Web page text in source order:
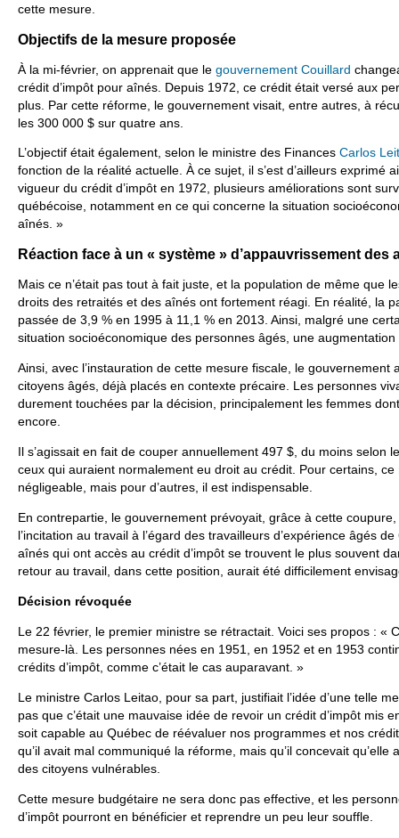
cette mesure.
Objectifs de la mesure proposée
À la mi-février, on apprenait que le gouvernement Couillard
crédit d’impôt pour aînés. Depuis 1972, ce crédit était versé aux
plus. Par cette réforme, le gouvernement visait, entre autres, à
les 300 000 $ sur quatre ans.
L’objectif était également, selon le ministre des Finances Carlos
fonction de la réalité actuelle. À ce sujet, il s’est d’ailleurs exprimé
vigueur du crédit d’impôt en 1972, plusieurs améliorations sont
québécoise, notamment en ce qui concerne la situation
aînés. »
Réaction face à un « système » d’appauvrissement des
Mais ce n’était pas tout à fait juste, et la population de même que
droits des retraités et des aînés ont fortement réagi. En réalité, la
passée de 3,9 % en 1995 à 11,1 % en 2013. Ainsi, malgré une
situation socioéconomique des personnes âgés, une
Ainsi, avec l’instauration de cette mesure fiscale, le gouvernement
citoyens âgés, déjà placés en contexte précaire. Les personnes
durement touchées par la décision, principalement les femmes
encore.
Il s’agissait en fait de couper annuellement 497 $, du moins selon
ceux qui auraient normalement eu droit au crédit. Pour certains,
négligeable, mais pour d’autres, il est indispensable.
En contrepartie, le gouvernement prévoyait, grâce à cette
l’incitation au travail à l’égard des travailleurs d’expérience âgés
aînés qui ont accès au crédit d’impôt se trouvent le plus souvent
retour au travail, dans cette position, aurait été difficilement
Décision révoquée
Le 22 février, le premier ministre se rétractait. Voici ses propos : «
mesure-là. Les personnes nées en 1951, en 1952 et en 1953
crédits d’impôt, comme c’était le cas auparavant. »
Le ministre Carlos Leitao, pour sa part, justifiait l’idée d’une telle
pas que c’était une mauvaise idée de revoir un crédit d’impôt mis
soit capable au Québec de réévaluer nos programmes et nos
qu’il avait mal communiqué la réforme, mais qu’il concevait
des citoyens vulnérables.
Cette mesure budgétaire ne sera donc pas effective, et les
d’impôt pourront en bénéficier et reprendre un peu leur souffle.